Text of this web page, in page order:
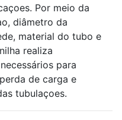
Por meio da
diâmetro da
material do tubo e
realiza
para
de carga e
tubulaçoes.